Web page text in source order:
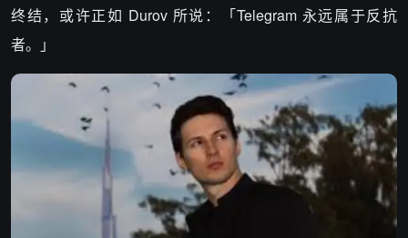
终结，或许正如 Durov 所说：「Telegram 永远属于反抗
者。」